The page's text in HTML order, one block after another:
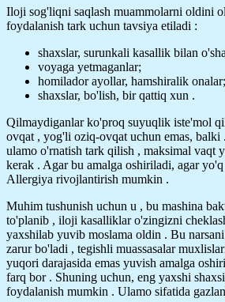
Iloji sog'liqni saqlash muammolarni oldini
foydalanish tark uchun tavsiya etiladi :
shaxslar, surunkali kasallik bilan
voyaga yetmaganlar;
homilador ayollar, hamshiralik onalar;
shaxslar, bo'lish, bir qattiq xun .
Qilmaydiganlar ko'proq suyuqlik iste'mol
ovqat , yog'li oziq-ovqat uchun emas, balki
ulamo o'rnatish tark qilish , maksimal vaqt
kerak . Agar bu amalga oshiriladi, agar
Allergiya rivojlantirish mumkin .
Muhim tushunish uchun u , bu mashina
to'planib , iloji kasalliklar o'zingizni
yaxshilab yuvib moslama oldin . Bu
zarur bo'ladi , tegishli muassasalar
yuqori darajasida emas yuvish amalga
farq bor . Shuning uchun, eng yaxshi
foydalanish mumkin . Ulamo sifatida